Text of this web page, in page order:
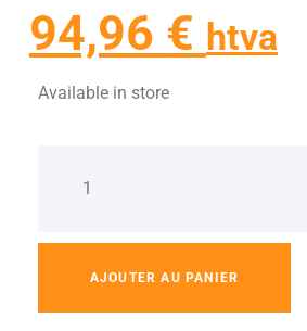
94,96 € htva
Available in store
AJOUTER AU PANIER